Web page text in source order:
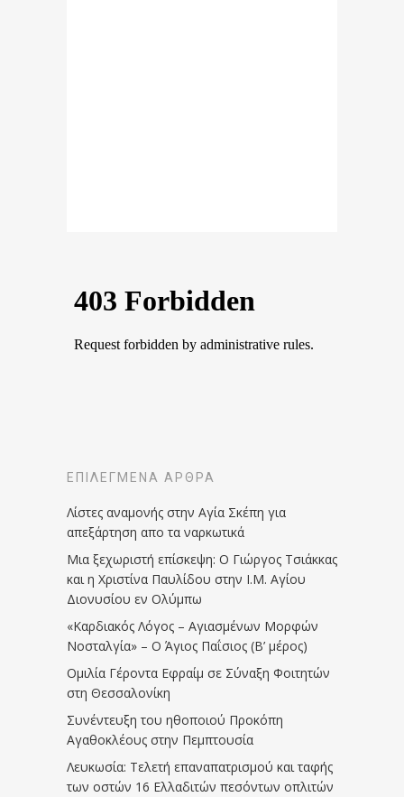
ΕΠΙΛΕΓΜΈΝΑ ΆΡΘΡΑ
Λίστες αναμονής στην Αγία Σκέπη για
απεξάρτηση απο τα ναρκωτικά
Μια ξεχωριστή επίσκεψη: Ο Γιώργος Τσιάκκας
και η Χριστίνα Παυλίδου στην Ι.Μ. Αγίου
Διονυσίου εν Ολύμπω
«Καρδιακός Λόγος – Αγιασμένων Μορφών
Νοσταλγία» – Ο Άγιος Παΐσιος (Β’ μέρος)
Ομιλία Γέροντα Εφραίμ σε Σύναξη Φοιτητών
στη Θεσσαλονίκη
Συνέντευξη του ηθοποιού Προκόπη
Αγαθοκλέους στην Πεμπτουσία
Λευκωσία: Τελετή επαναπατρισμού και ταφής
των οστών 16 Ελλαδιτών πεσόντων οπλιτών